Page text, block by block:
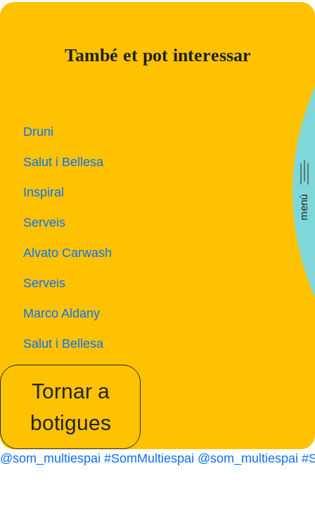
menú
També et pot interessar
Druni
Salut i Bellesa
Inspiral
Serveis
Alvato Carwash
Serveis
Marco Aldany
Salut i Bellesa
Tornar a
botigues
@som_multiespai #SomMultiespai @som_multiespai